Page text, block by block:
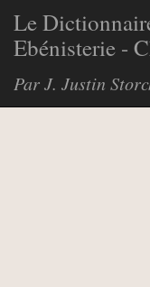
Le
Ebénisterie -
Par J. Justin